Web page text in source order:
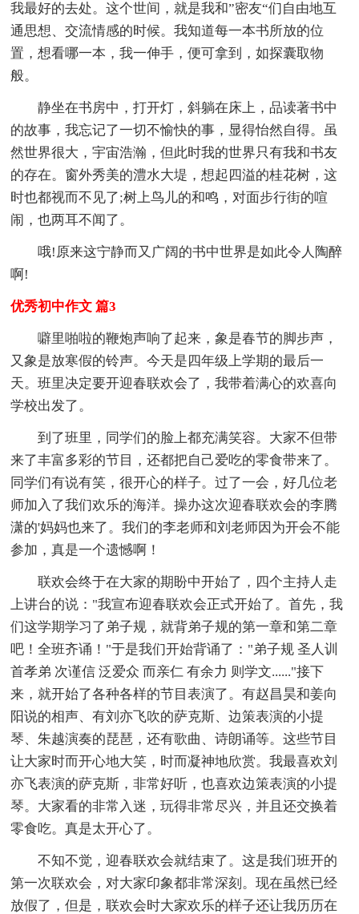
我最好的去处。这个世间，就是我和”密友“们自由地互
通思想、交流情感的时候。我知道每一本书所放的位
置，想看哪一本，我一伸手，便可拿到，如探囊取物
般。
静坐在书房中，打开灯，斜躺在床上，品读著书中
的故事，我忘记了一切不愉快的事，显得怡然自得。虽
然世界很大，宇宙浩瀚，但此时我的世界只有我和书友
的存在。窗外秀美的澧水大堤，想起四溢的桂花树，这
时也都视而不见了;树上鸟儿的和鸣，对面步行街的喧
闹，也两耳不闻了。
哦!原来这宁静而又广阔的书中世界是如此令人陶醉
啊!
优秀初中作文 篇3
噼里啪啦的鞭炮声响了起来，象是春节的脚步声，
又象是放寒假的铃声。今天是四年级上学期的最后一
天。班里决定要开迎春联欢会了，我带着满心的欢喜向
学校出发了。
到了班里，同学们的脸上都充满笑容。大家不但带
来了丰富多彩的节目，还都把自己爱吃的零食带来了。
同学们有说有笑，很开心的样子。过了一会，好几位老
师加入了我们欢乐的海洋。操办这次迎春联欢会的李腾
潇的'妈妈也来了。我们的李老师和刘老师因为开会不能
参加，真是一个遗憾啊！
联欢会终于在大家的期盼中开始了，四个主持人走
上讲台的说："我宣布迎春联欢会正式开始了。首先，我
们这学期学习了弟子规，就背弟子规的第一章和第二章
吧！全班齐诵！"于是我们开始背诵了："弟子规 圣人训
首孝弟 次谨信 泛爱众 而亲仁 有余力 则学文......"接下
来，就开始了各种各样的节目表演了。有赵昌昊和姜向
阳说的相声、有刘亦飞吹的萨克斯、边策表演的小提
琴、朱越演奏的琵琶，还有歌曲、诗朗诵等。这些节目
让大家时而开心地大笑，时而凝神地欣赏。我最喜欢刘
亦飞表演的萨克斯，非常好听，也喜欢边策表演的小提
琴。大家看的非常入迷，玩得非常尽兴，并且还交换着
零食吃。真是太开心了。
不知不觉，迎春联欢会就结束了。这是我们班开的
第一次联欢会，对大家印象都非常深刻。现在虽然已经
放假了，但是，联欢会时大家欢乐的样子还让我历历在